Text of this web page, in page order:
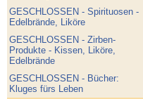
GESCHLOSSEN - Spirituosen -
Edelbrände, Liköre
GESCHLOSSEN - Zirben-
Produkte - Kissen, Liköre,
Edelbrände
GESCHLOSSEN - Bücher:
Kluges fürs Leben